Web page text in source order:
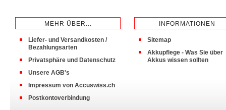
MEHR ÜBER...
Liefer- und Versandkosten /
Bezahlungsarten
Privatsphäre und Datenschutz
Unsere AGB's
Impressum von Accuswiss.ch
Postkontoverbindung
INFORMATIONEN
Sitemap
Akkupflege - Was Sie über
Akkus wissen sollten